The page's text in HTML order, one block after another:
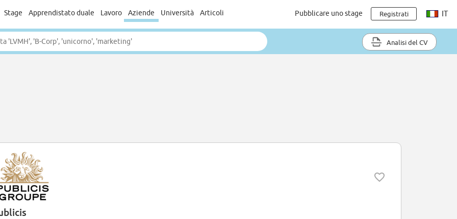
Stage Apprendistato duale Lavoro Aziende Università Articoli Pubblicare uno stage Registrati IT
Analisi del CV